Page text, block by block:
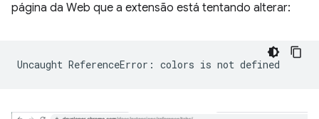
página da Web que a extensão está tentando alterar:
Uncaught ReferenceError: colors is not